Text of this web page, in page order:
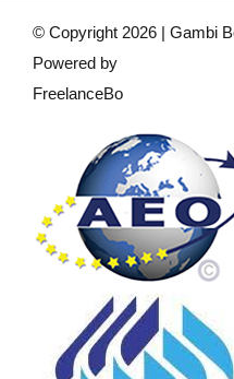
© Copyright 2026 | Gambi
Powered by
FreelanceBo